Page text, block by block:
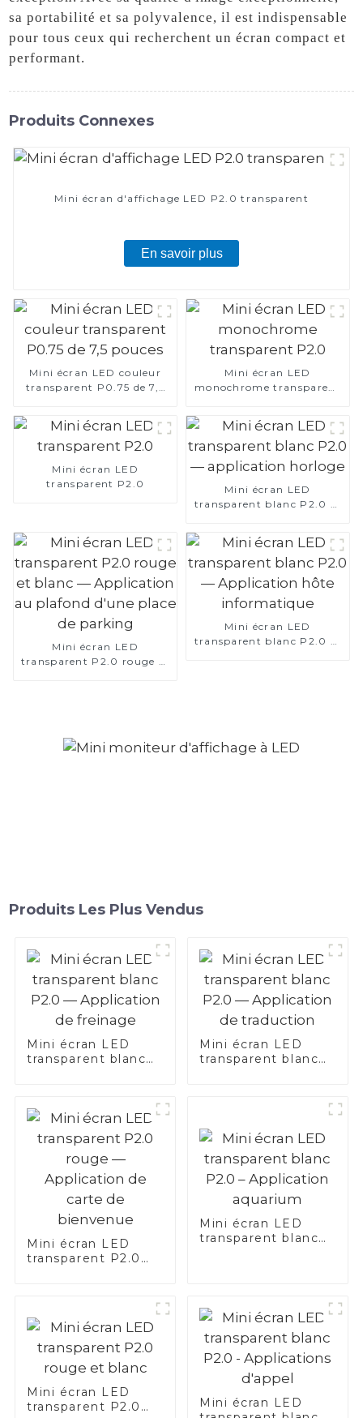
sa portabilité et sa polyvalence, il est indispensable
pour tous ceux qui recherchent un écran compact et
performant.
Produits Connexes
Mini écran d'affichage LED P2.0 transparent
En savoir plus
Mini écran LED couleur
transparent P0.75 de 7,5
Mini écran LED
monochrome transparent
Mini écran LED
transparent P2.0
Mini écran LED
transparent blanc P2.0 —
Mini écran LED
transparent P2.0 rouge et
Mini écran LED
transparent blanc P2.0 —
Produits Les Plus Vendus
Mini écran LED
transparent blanc
Mini écran LED
transparent blanc
Mini écran LED
transparent P2.0
carte de bienvenue
Mini écran LED
transparent blanc
Mini écran LED
transparent P2.0
Mini écran LED